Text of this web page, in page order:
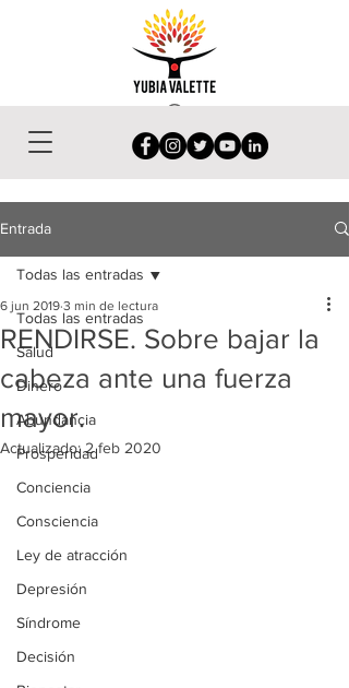
Entrada
Todas las entradas
Salud
Dinero
Abundancia
Prosperidad
Conciencia
Consciencia
Ley de atracción
Depresión
Síndrome
Decisión
Todas las entradas
RENDIRSE. Sobre bajar la
cabeza ante una fuerza
mayor.
6 jun 2019 3 min de lectura
Actualizado:2 feb 2020